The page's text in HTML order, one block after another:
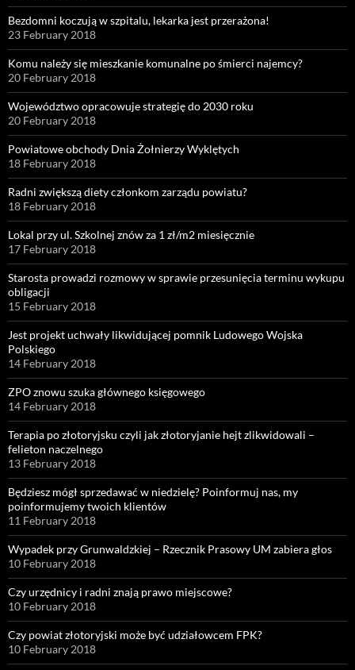
Bezdomni koczują w szpitalu, lekarka jest przerażona!
23 February 2018
Komu należy się mieszkanie komunalne po śmierci najemcy?
20 February 2018
Województwo opracowuje strategię do 2030 roku
20 February 2018
Powiatowe obchody Dnia Żołnierzy Wyklętych
18 February 2018
Radni zwiększą diety członkom zarządu powiatu?
18 February 2018
Lokal przy ul. Szkolnej znów za 1 zł/m2 miesięcznie
17 February 2018
Starosta prowadzi rozmowy w sprawie przesunięcia terminu wykupu
obligacji
15 February 2018
Jest projekt uchwały likwidującej pomnik Ludowego Wojska
Polskiego
14 February 2018
ZPO znowu szuka głównego księgowego
14 February 2018
Terapia po złotoryjsku czyli jak złotoryjanie hejt zlikwidowali –
felieton naczelnego
13 February 2018
Będziesz mógł sprzedawać w niedzielę? Poinformuj nas, my
poinformujemy twoich klientów
11 February 2018
Wypadek przy Grunwaldzkiej – Rzecznik Prasowy UM zabiera głos
10 February 2018
Czy urzędnicy i radni znają prawo miejscowe?
10 February 2018
Czy powiat złotoryjski może być udziałowcem FPK?
10 February 2018